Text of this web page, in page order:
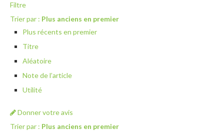
Filtre
Trier par : Plus anciens en premier
Plus récents en premier
Titre
Aléatoire
Note de l’article
Utilité
Donner votre avis
Trier par : Plus anciens en premier